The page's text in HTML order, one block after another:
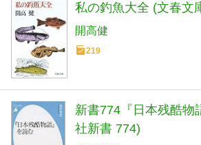
私の釣魚大全 (文春文
開高健
219
新書774『日本残酷物
社新書 774)